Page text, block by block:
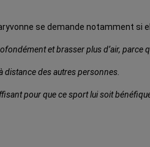
se demande notamment si
et brasser plus d’air, parce
distance des autres personnes.
pour que ce sport lui soit